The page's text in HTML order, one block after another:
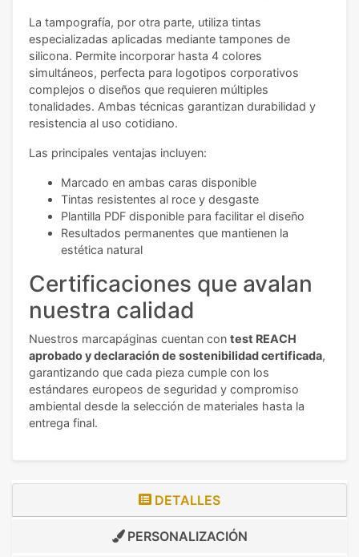
La tampografía, por otra parte, utiliza tintas
especializadas aplicadas mediante tampones de
silicona. Permite incorporar hasta 4 colores
simultáneos, perfecta para logotipos corporativos
complejos o diseños que requieren múltiples
tonalidades. Ambas técnicas garantizan durabilidad y
resistencia al uso cotidiano.
Las principales ventajas incluyen:
Marcado en ambas caras disponible
Tintas resistentes al roce y desgaste
Plantilla PDF disponible para facilitar el diseño
Resultados permanentes que mantienen la
estética natural
Certificaciones que avalan
nuestra calidad
Nuestros marcapáginas cuentan con test REACH
aprobado y declaración de sostenibilidad certificada,
garantizando que cada pieza cumple con los
estándares europeos de seguridad y compromiso
ambiental desde la selección de materiales hasta la
entrega final.
DETALLES
PERSONALIZACIÓN